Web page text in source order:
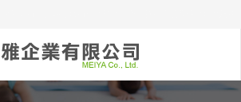
、走道毯、刮泥地墊、吸水地墊、樓梯組件、門墊、橡膠地墊、
、廚房抗疲勞橡膠重板、各式3M吸水地墊